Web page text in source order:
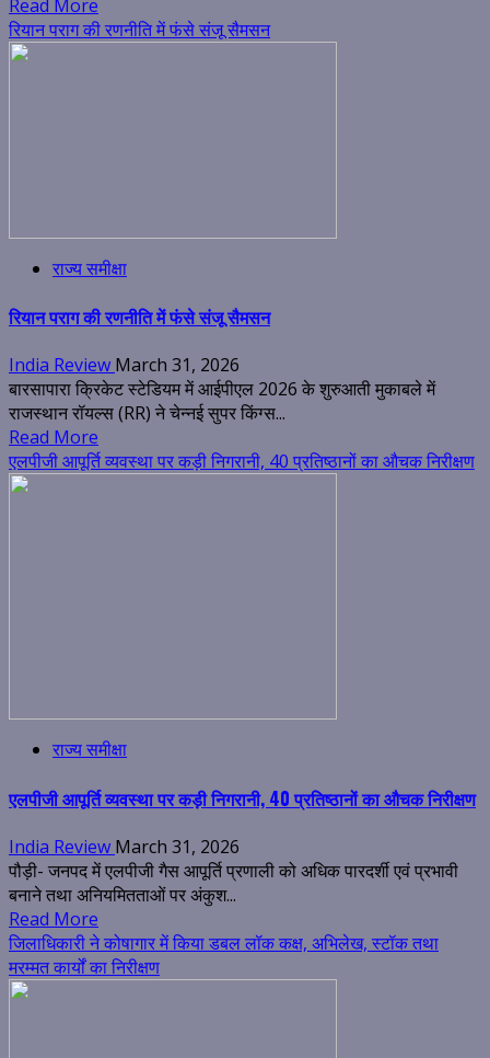
Read More
रियान पराग की रणनीति में फंसे संजू सैमसन
राज्य समीक्षा
रियान पराग की रणनीति में फंसे संजू सैमसन
India Review March 31, 2026
बारसापारा क्रिकेट स्टेडियम में आईपीएल 2026 के शुरुआती मुकाबले में
राजस्थान रॉयल्स (RR) ने चेन्नई सुपर किंग्स...
Read More
एलपीजी आपूर्ति व्यवस्था पर कड़ी निगरानी, 40 प्रतिष्ठानों का औचक निरीक्षण
राज्य समीक्षा
एलपीजी आपूर्ति व्यवस्था पर कड़ी निगरानी, 40 प्रतिष्ठानों का औचक निरीक्षण
India Review March 31, 2026
पौड़ी- जनपद में एलपीजी गैस आपूर्ति प्रणाली को अधिक पारदर्शी एवं प्रभावी
बनाने तथा अनियमितताओं पर अंकुश...
Read More
जिलाधिकारी ने कोषागार में किया डबल लॉक कक्ष, अभिलेख, स्टॉक तथा
मरम्मत कार्यों का निरीक्षण